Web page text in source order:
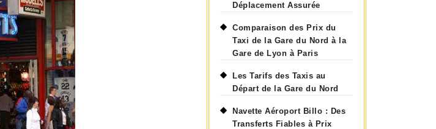
Déplacement Assurée
Comparaison des Prix du
Taxi de la Gare du Nord à la
Gare de Lyon à Paris
Les Tarifs des Taxis au
Départ de la Gare du Nord
Navette Aéroport Billo : Des
Transferts Fiables à Prix